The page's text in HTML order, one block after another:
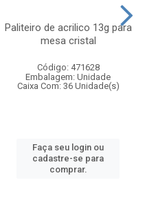
Paliteiro de acrilico 13g para
mesa cristal
Código: 471628
Embalagem: Unidade
Caixa Com: 36 Unidade(s)
Faça seu login ou
cadastre-se para
comprar.